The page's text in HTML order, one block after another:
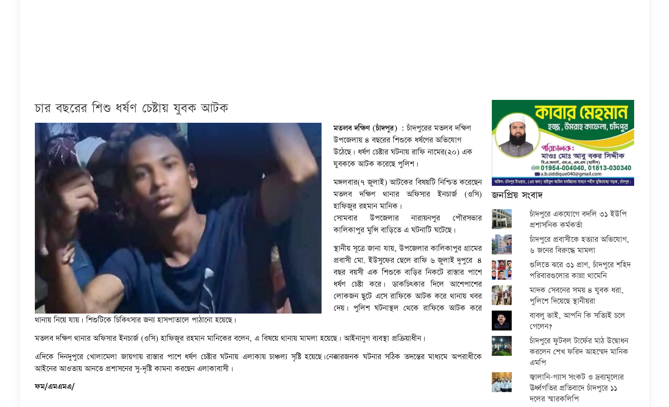
চার বছরের শিশু ধর্ষণ চেষ্টায় যুবক আটক
মতলব দক্ষিণ (চাঁদপুর) :চাঁদপুরের মতলব দক্ষিণ
উপজেলায় ৪ বছরের শিশুকে ধর্ষণের অভিযোগ
উঠেছে। ধর্ষণ চেষ্টার ঘটনায় রাফি নামের(২০) এক
যুবককে আটক করেছে পুলিশ।
মঙ্গলবার(৭ জুলাই) আটকের বিষয়টি নিশ্চিত করেছেন
মতলব দক্ষিণ থানার অফিসার ইনচার্জ (ওসি)
হাফিজুর রহমান মানিক।
সোমবার উপজেলার নারায়নপুর পৌরসভার
কালিকাপুর মুন্সি বাড়িতে এ ঘটনাটি ঘটেছে।
স্থানীয় সূত্রে জানা যায়, উপজেলার কালিকাপুর গ্রামের
প্রবাসী মো. ইউসুফের ছেলে রাফি ৬ জুলাই দুপুরে ৪
বছর বয়সী এক শিশুকে বাড়ির নিকটে রাস্তার পাশে
ধর্ষণ চেষ্টা করে। ডাকচিৎকার দিলে আশেপাশের
লোকজন ছুটে এসে রাফিকে আটক করে থানায় খবর
দেয়। পুলিশ ঘটনাস্থল থেকে রাফিকে আটক করে
থানায় নিয়ে যায়। শিশুটিকে চিকিৎসার জন্য হাসপাতালে পাঠানো হয়েছে।
মতলব দক্ষিণ থানার অফিসার ইনচার্জ (ওসি) হাফিজুর রহমান মানিকের বলেন, এ বিষয়ে থানায় মামলা হয়েছে। আইনানুগ ব্যবস্থা প্রক্রিয়াধীন।
এদিকে দিনদুপুরে খোলামেলা জায়গায় রাস্তার পাশে ধর্ষণ চেষ্টার ঘটনায় এলাকায় চাঞ্চল্য সৃষ্টি হয়েছে।নেক্কারজনক ঘটনার সঠিক তদন্তের মাধ্যমে অপরাধীকে
আইনের আওতায় আনতে প্রশাসনের সু-দৃষ্টি কামনা করছেন এলাকাবাসী।
ফম/এমএমএ/
জনপ্রিয় সংবাদ
চাঁদপুরে একযোগে বদলি ৩১ ইউপি
প্রশাসনিক কর্মকর্তা
চাঁদপুরে প্রবাসীকে হত্যার অভিযোগ,
৬ জনের বিরুদ্ধে মামলা
গুলিতে ঝরে ৩১ প্রাণ, চাঁদপুরে শহিদ
পরিবারগুলোর কান্না থামেনি
মাদক সেবনের সময় ৪ যুবক ধরা,
পুলিশে দিয়েছে স্থানীয়রা
বাবলু ভাই, আপনি কি সত্যিই চলে
গেলেন?
চাঁদপুরে ফুটবল টার্ফের মাঠ উদ্বোধন
করলেন শেখ ফরিদ আহম্মেদ মানিক
এমপি
জ্বালানি-গ্যাস সংকট ও দ্রব্যমূল্যের
ঊর্ধ্বগতির প্রতিবাদে চাঁদপুরে ১১
দলের স্মারকলিপি